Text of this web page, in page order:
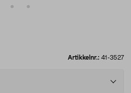
Artikkelnr.: 41-3527